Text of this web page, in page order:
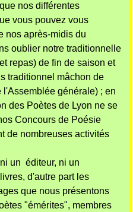
nos différentes
vous pouvez vous
nos après-midis du
oublier notre traditionnelle
repas) de fin de saison et
traditionnel mâchon de
l'Assemblée générale) ; en
des Poètes de Lyon ne se
Concours de Poésie
de nombreuses activités
un éditeur, ni un
d'autre part les
que nous présentons
"émérites", membres